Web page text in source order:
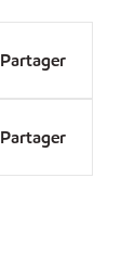
Partager
Partager